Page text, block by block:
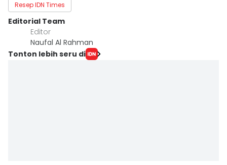
Resep IDN Times
Editorial Team
Editor
Naufal Al Rahman
Tonton lebih seru di